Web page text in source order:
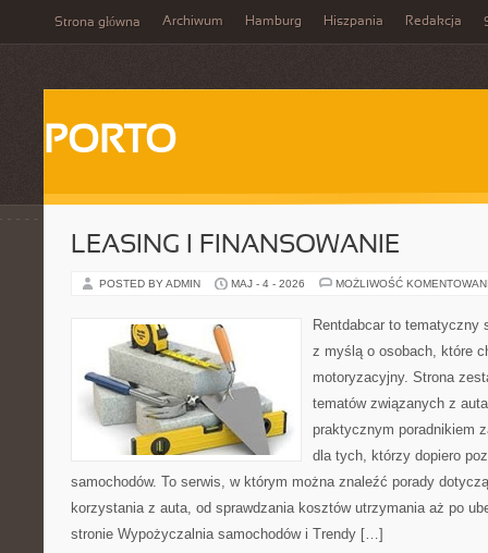
Strona główna Archiwum Hamburg Hiszpania Redakcja
PORTO
LEASING I FINANSOWANIE
POSTED BY ADMIN MAJ - 4 - 2026 MOŻLIWOŚĆ
Rentdabcar to tematyczny
z myślą o osobach, które
motoryzacyjny. Strona
tematów związanych z
praktycznym poradnikiem
dla tych, którzy dopiero
samochodów. To serwis, w którym można znaleźć porady
korzystania z auta, od sprawdzania kosztów utrzymania aż po
stronie Wypożyczalnia samochodów i Trendy […]